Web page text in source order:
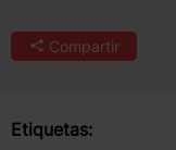
Compartir
Etiquetas: